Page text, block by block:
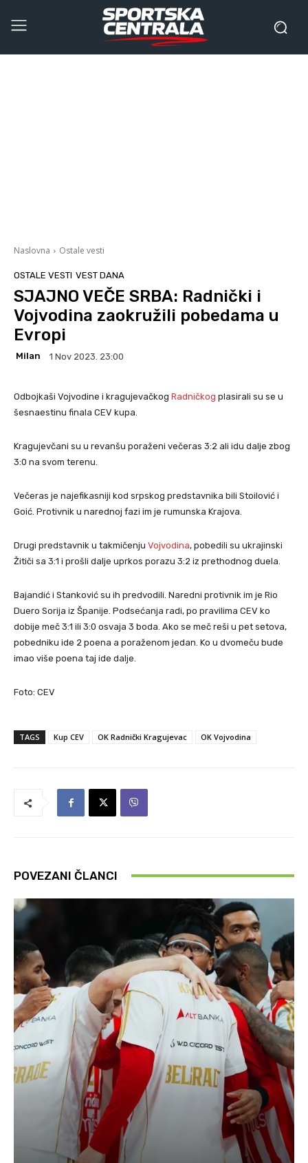
Naslovna Ostale vesti
OSTALE VESTI VEST DANA
SJAJNO VEČE SRBA: Radnički i
Vojvodina zaokružili pobedama u
Evropi
Milan 1 Nov 2023. 23:00
Odbojkaši Vojvodine i kragujevačkog Radničkog plasirali su se u
šesnaestinu finala CEV kupa.
Kragujevčani su u revanšu poraženi večeras 3:2 ali idu dalje zbog
3:0 na svom terenu.
Večeras je najefikasniji kod srpskog predstavnika bili Stoilović i
Goić. Protivnik u narednoj fazi im je rumunska Krajova.
Drugi predstavnik u takmičenju Vojvodina, pobedili su ukrajinski
Žitiči sa 3:1 i prošli dalje uprkos porazu 3:2 iz prethodnog duela.
Bajandić i Stanković su ih predvodili. Naredni protivnik im je Rio
Duero Sorija iz Španije. Podsećanja radi, po pravilima CEV ko
dobije meč 3:1 ili 3:0 osvaja 3 boda. Ako se meč reši u pet setova,
pobedniku ide 2 poena a poraženom jedan. Ko u dvomeču bude
imao više poena taj ide dalje.
Foto: CEV
TAGS Kup CEV OK Radnički Kragujevac OK Vojvodina
POVEZANI ČLANCI